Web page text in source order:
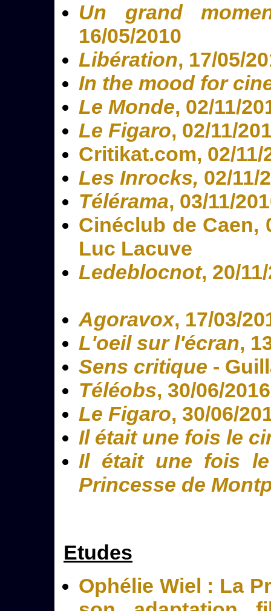
Un grand
16/05/2010
Libération, 17/05/
In the mood for
Le Monde, 02/11/
Le Figaro, 02/11/
Critikat.com, 02/11/
Les Inrocks, 02/11/
Télérama, 03/11/
Cinéclub de Caen,
Luc Lacuve
Ledeblocnot, 20/
Agoravox, 17/03/
L'oeil sur l'écran,
Sens critique -
Téléobs, 30/06/2016
Le Figaro, 30/06/
Il était une fois le
Il était une fois
Princesse de
Etudes
Ophélie Wiel : La